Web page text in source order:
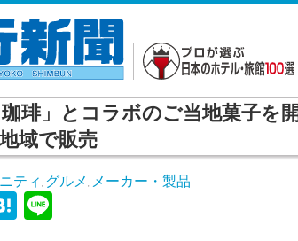
珈琲」とコラボのご当地菓子
域で販売
ティ グルメ メーカー・製品
Hatena